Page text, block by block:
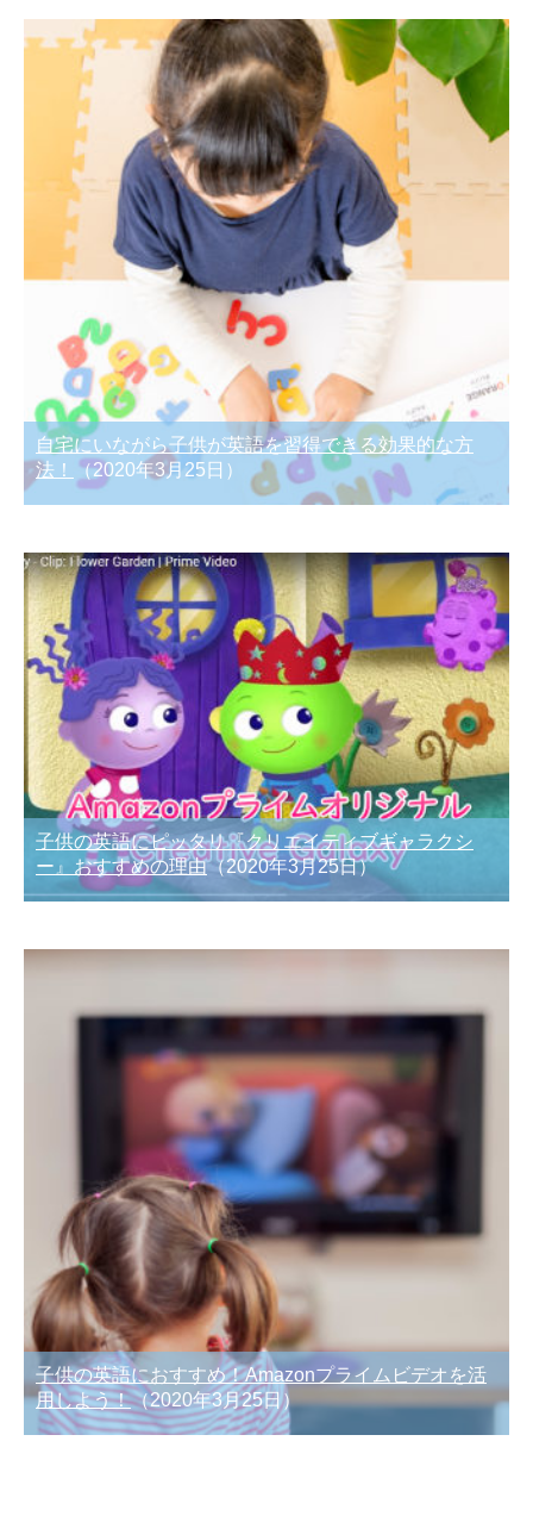
自宅にいながら子供が英語を習得できる効果的な方
法！
（2020年3月25日）
子供の英語にピッタリ『クリエイティブギャラクシ
ー』おすすめの理由（2020年3月25日）
子供の英語におすすめ！Amazonプライムビデオを活
用しよう！（2020年3月25日）